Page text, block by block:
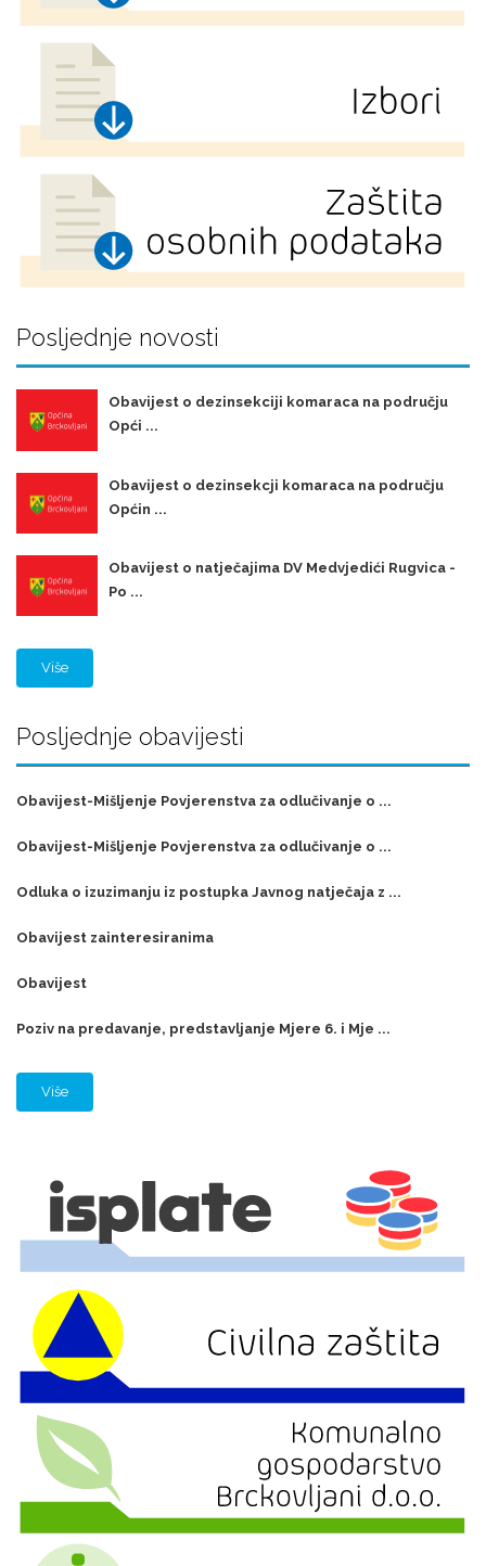
Posljednje novosti
Obavijest o dezinsekciji komaraca na području
Opći ...
Obavijest o dezinsekcji komaraca na području
Općin ...
Obavijest o natječajima DV Medvjedići Rugvica -
Po ...
Više
Posljednje obavijesti
Obavijest-Mišljenje Povjerenstva za odlučivanje o ...
Obavijest-Mišljenje Povjerenstva za odlučivanje o ...
Odluka o izuzimanju iz postupka Javnog natječaja z ...
Obavijest zainteresiranima
Obavijest
Poziv na predavanje, predstavljanje Mjere 6. i Mje ...
Više